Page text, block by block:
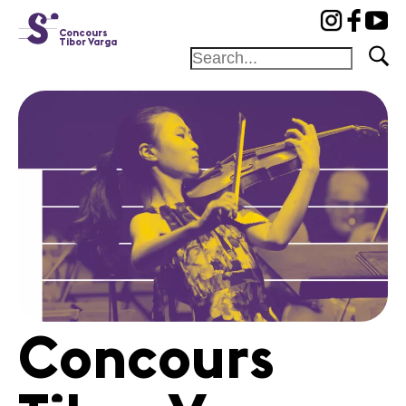
Concours
Tibor Varga
Académie
Concours
Amis et
Mécènes
Médiation
Jury
Programme
Concerts
Concours